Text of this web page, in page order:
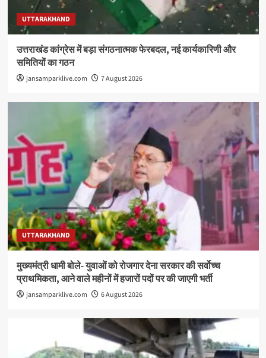
UTTARAKHAND
उत्तराखंड कांग्रेस में बड़ा संगठनात्मक फेरबदल, नई कार्यकारिणी और
समितियों का गठन
jansamparklive.com 7 August 2026
UTTARAKHAND
मुख्यमंत्री धामी बोले- युवाओं को रोजगार देना सरकार की सर्वोच्च
प्राथमिकता, आने वाले महीनों में हजारों पदों पर की जाएगी भर्ती
jansamparklive.com 6 August 2026